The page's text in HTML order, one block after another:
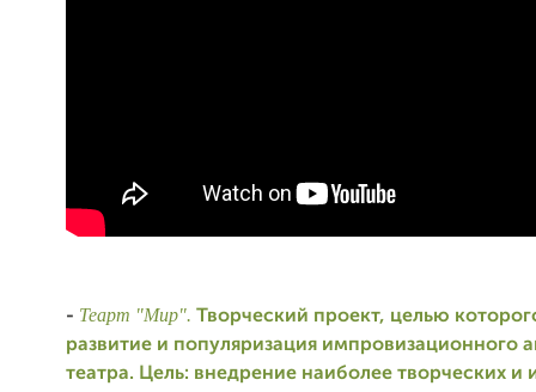
- Теарт "Мир". Творческий проект, целью
развитие и популяризация импровизационного
театра. Цель: внедрение наиболее творческих и